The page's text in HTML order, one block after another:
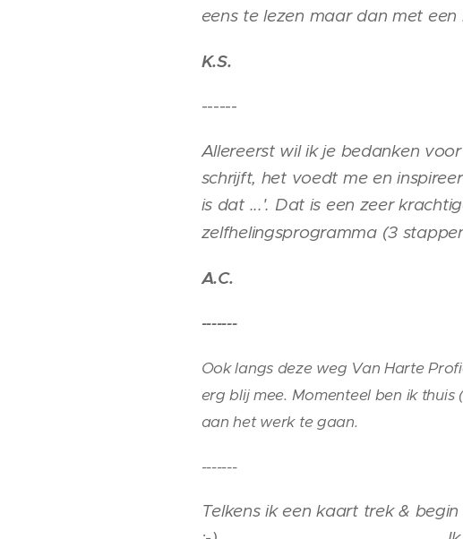
eens te lezen maar dan met
K.S.
------
Allereerst wil ik je bedanken
schrijft, het voedt me en
is dat ...'. Dat is een zeer
zelfhelingsprogramma (3
A.C.
-------
Ook langs deze weg Van Harte
erg blij mee. Momenteel ben ik
aan het werk te gaan.
-------
Telkens ik een kaart trek &